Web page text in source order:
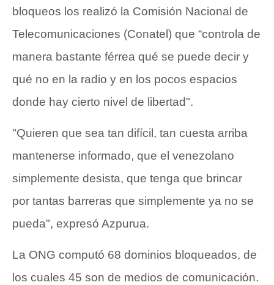
bloqueos los realizó la Comisión Nacional de
Telecomunicaciones (Conatel) que “controla de
manera bastante férrea qué se puede decir y
qué no en la radio y en los pocos espacios
donde hay cierto nivel de libertad".
"Quieren que sea tan difícil, tan cuesta arriba
mantenerse informado, que el venezolano
simplemente desista, que tenga que brincar
por tantas barreras que simplemente ya no se
pueda", expresó Azpurua.
La ONG computó 68 dominios bloqueados, de
los cuales 45 son de medios de comunicación.